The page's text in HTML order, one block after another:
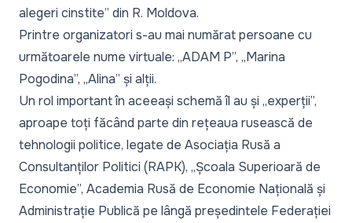
alegeri cinstite” din R. Moldova.
Printre organizatori s-au mai numărat persoane cu
următoarele nume virtuale: „ADAM P”, „Marina
Pogodina”, „Alina” și alții.
Un rol important în aceeași schemă îl au și „experții”,
aproape toți făcând parte din rețeaua rusească de
tehnologii politice, legate de Asociația Rusă a
Consultanților Politici (RAPK), „Școala Superioară de
Economie”, Academia Rusă de Economie Națională și
Administrație Publică pe lângă președintele Federației